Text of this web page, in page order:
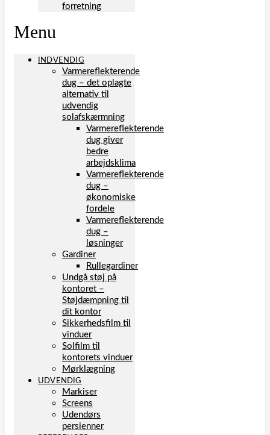
forretning
Menu
INDVENDIG
Varmereflekterende
dug – det oplagte
alternativ til
udvendig
solafskærmning
Varmereflekterende
dug giver
bedre
arbejdsklima
Varmereflekterende
dug –
økonomiske
fordele
Varmereflekterende
dug –
løsninger
Gardiner
Rullegardiner
Undgå støj på
kontoret –
Støjdæmpning til
dit kontor
Sikkerhedsfilm til
vinduer
Solfilm til
kontorets vinduer
Mørklægning
UDVENDIG
Markiser
Screens
Udendørs
persienner